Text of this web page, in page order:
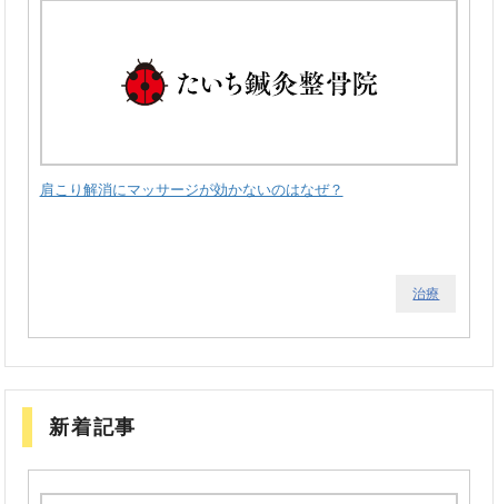
肩こり解消にマッサージが効かないのはなぜ？
治療
新着記事